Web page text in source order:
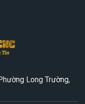
Long Trường,